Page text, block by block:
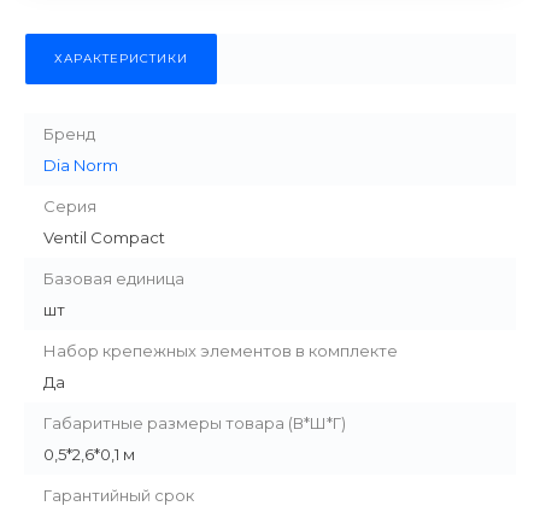
ХАРАКТЕРИСТИКИ
Бренд
Dia Norm
Серия
Ventil Compact
Базовая единица
шт
Набор крепежных элементов в комплекте
Да
Габаритные размеры товара (В*Ш*Г)
0,5*2,6*0,1 м
Гарантийный срок